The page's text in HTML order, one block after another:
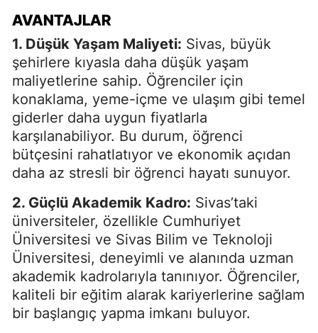
AVANTAJLAR
1. Düşük Yaşam Maliyeti: Sivas, büyük
şehirlere kıyasla daha düşük yaşam
maliyetlerine sahip. Öğrenciler için
konaklama, yeme-içme ve ulaşım gibi temel
giderler daha uygun fiyatlarla
karşılanabiliyor. Bu durum, öğrenci
bütçesini rahatlatıyor ve ekonomik açıdan
daha az stresli bir öğrenci hayatı sunuyor.
2. Güçlü Akademik Kadro: Sivas’taki
üniversiteler, özellikle Cumhuriyet
Üniversitesi ve Sivas Bilim ve Teknoloji
Üniversitesi, deneyimli ve alanında uzman
akademik kadrolarıyla tanınıyor. Öğrenciler,
kaliteli bir eğitim alarak kariyerlerine sağlam
bir başlangıç yapma imkanı buluyor.